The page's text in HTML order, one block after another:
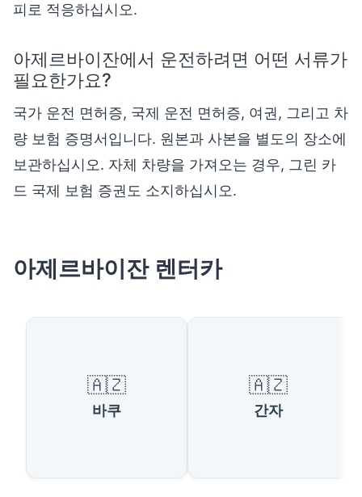
피로 적응하십시오.
아제르바이잔에서 운전하려면 어떤 서류가
필요한가요?
국가 운전 면허증, 국제 운전 면허증, 여권, 그리고 차
량 보험 증명서입니다. 원본과 사본을 별도의 장소에
보관하십시오. 자체 차량을 가져오는 경우, 그린 카
드 국제 보험 증권도 소지하십시오.
아제르바이잔 렌터카
🇦🇿
바쿠
🇦🇿
간자